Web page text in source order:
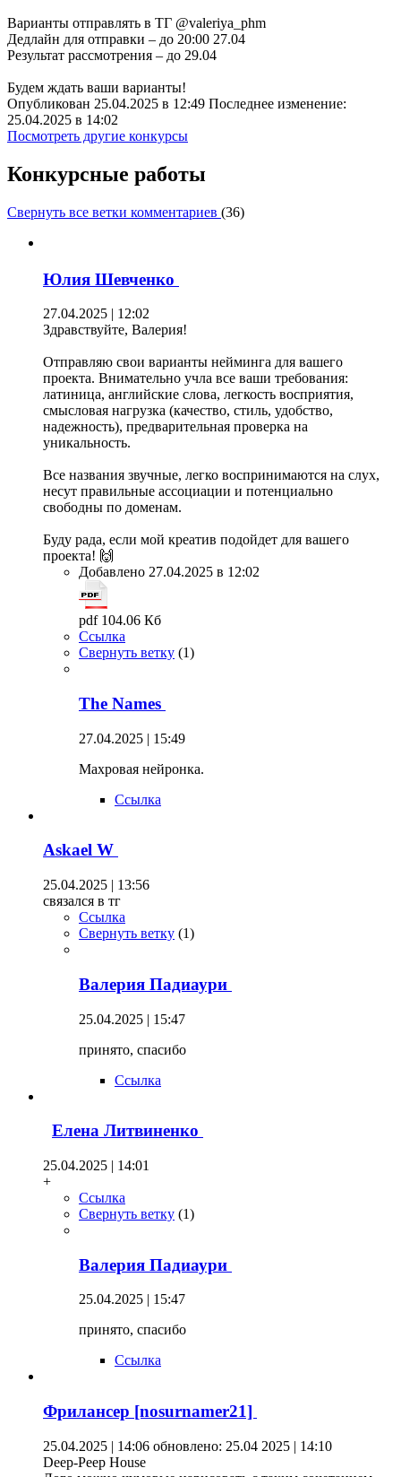
Варианты отправлять в ТГ @valeriya_phm
Дедлайн для отправки – до 20:00 27.04
Результат рассмотрения – до 29.04
Будем ждать ваши варианты!
Опубликован 25.04.2025 в 12:49 Последнее изменение:
25.04.2025 в 14:02
Посмотреть другие конкурсы
Конкурсные работы
Свернуть все ветки комментариев (36)
Юлия Шевченко
27.04.2025 | 12:02
Здравствуйте, Валерия!
Отправляю свои варианты нейминга для вашего
проекта. Внимательно учла все ваши требования:
латиница, английские слова, легкость восприятия,
смысловая нагрузка (качество, стиль, удобство,
надежность), предварительная проверка на
уникальность.
Все названия звучные, легко воспринимаются на слух,
несут правильные ассоциации и потенциально
свободны по доменам.
Буду рада, если мой креатив подойдет для вашего
проекта! 🙌
Добавлено 27.04.2025 в 12:02
pdf 104.06 Кб
Ссылка
Свернуть ветку (1)
The Names
27.04.2025 | 15:49
Махровая нейронка.
Ссылка
Askael W
25.04.2025 | 13:56
связался в тг
Ссылка
Свернуть ветку (1)
Валерия Падиаури
25.04.2025 | 15:47
принято, спасибо
Ссылка
Елена Литвиненко
25.04.2025 | 14:01
+
Ссылка
Свернуть ветку (1)
Валерия Падиаури
25.04.2025 | 15:47
принято, спасибо
Ссылка
Фрилансер [nosurnamer21]
25.04.2025 | 14:06 обновлено: 25.04 2025 | 14:10
Deep-Peep House